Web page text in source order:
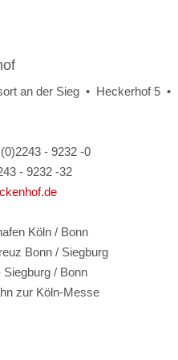
an der Sieg • Heckerhof 5 •
- 9232 -0
- 9232 -32
Köln / Bonn
Bonn / Siegburg
/ Bonn
zur Köln-Messe